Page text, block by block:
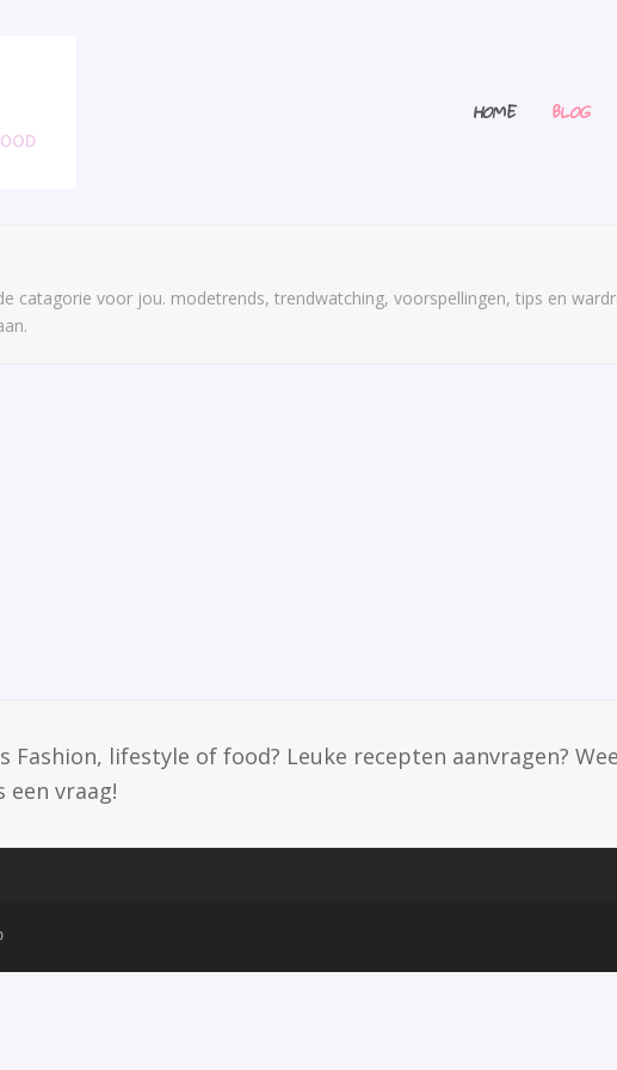
HOME BLOG
catagorie voor jou. modetrends, trendwatching, voorspellingen, tips en
Fashion, lifestyle of food? Leuke recepten aanvragen?
een vraag!